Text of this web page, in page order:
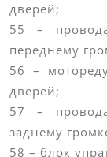
дверей;
55 –
переднему
56 –
дверей;
57 –
заднему
58 – блок